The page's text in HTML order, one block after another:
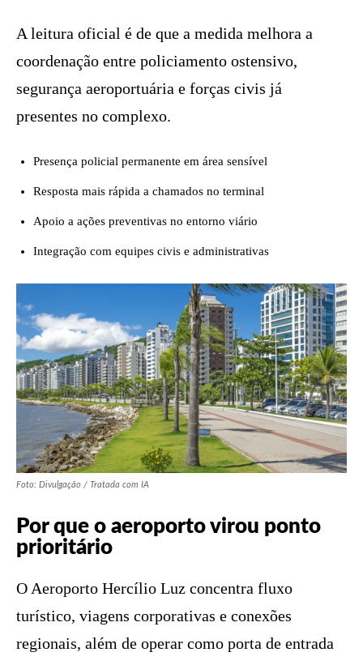
A leitura oficial é de que a medida melhora a
coordenação entre policiamento ostensivo,
segurança aeroportuária e forças civis já
presentes no complexo.
Presença policial permanente em área sensível
Resposta mais rápida a chamados no terminal
Apoio a ações preventivas no entorno viário
Integração com equipes civis e administrativas
Foto: Divulgação / Tratada com IA
Por que o aeroporto virou ponto
prioritário
O Aeroporto Hercílio Luz concentra fluxo
turístico, viagens corporativas e conexões
regionais, além de operar como porta de entrada